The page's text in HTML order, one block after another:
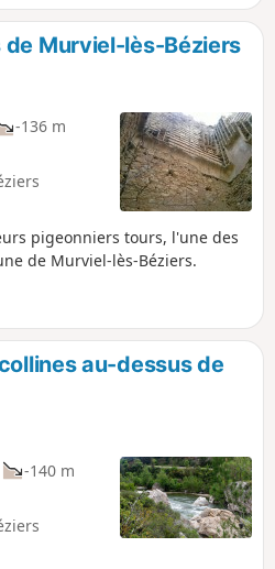
de Murviel-lès-Béziers
-136 m
pigeonniers tours, l'une des
de Murviel-lès-Béziers.
au-dessus de
-140 m